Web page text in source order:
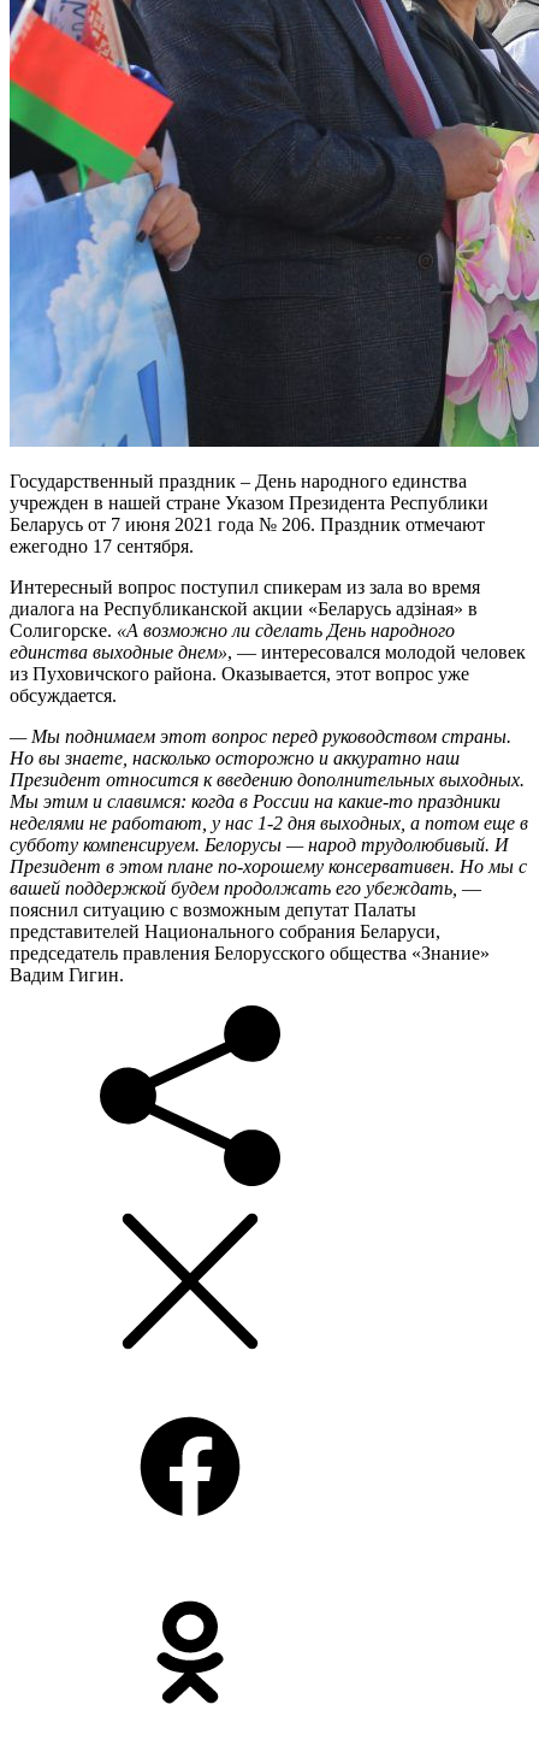
Государственный праздник – День народного единства
учрежден в нашей стране Указом Президента Республики
Беларусь от 7 июня 2021 года № 206. Праздник отмечают
ежегодно 17 сентября.
Интересный вопрос поступил спикерам из зала во время
диалога на Республиканской акции «Беларусь адзіная» в
Солигорске. «А возможно ли сделать День народного
единства выходные днем», — интересовался молодой человек
из Пуховичского района. Оказывается, этот вопрос уже
обсуждается.
— Мы поднимаем этот вопрос перед руководством страны.
Но вы знаете, насколько осторожно и аккуратно наш
Президент относится к введению дополнительных выходных.
Мы этим и славимся: когда в России на какие-то праздники
неделями не работают, у нас 1-2 дня выходных, а потом еще в
субботу компенсируем. Белорусы — народ трудолюбивый. И
Президент в этом плане по-хорошему консервативен. Но мы с
вашей поддержкой будем продолжать его убеждать, —
пояснил ситуацию с возможным депутат Палаты
представителей Национального собрания Беларуси,
председатель правления Белорусского общества «Знание»
Вадим Гигин.